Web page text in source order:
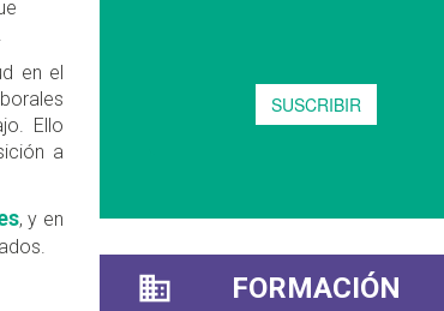
en el
Ello
a
, y en
FORMACIÓN